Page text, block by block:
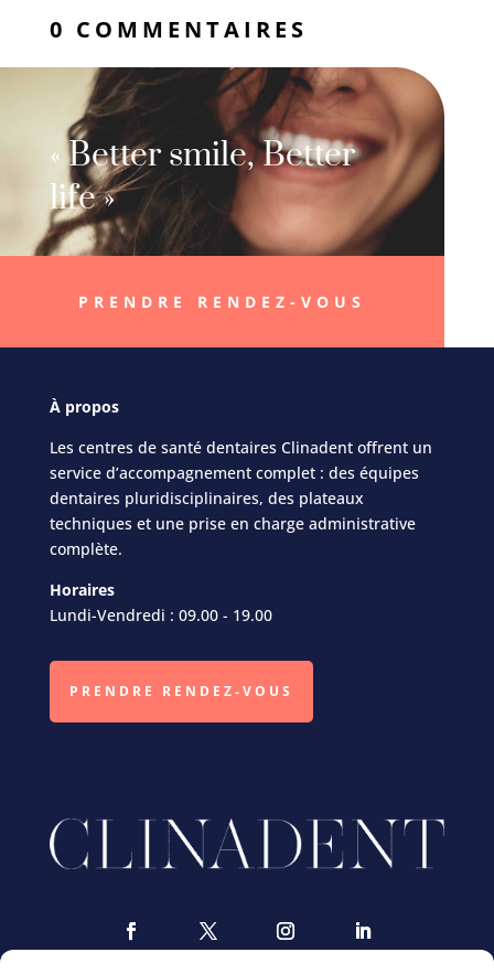
0 COMMENTAIRES
« Better smile, Better
life »
PRENDRE RENDEZ-VOUS
Àpropos
Les centres de santé dentaires Clinadent offrent un
service d’accompagnement complet : des équipes
dentaires pluridisciplinaires, des plateaux
techniques et une prise en charge administrative
complète.
Horaires
Lundi-Vendredi : 09.00 - 19.00
PRENDRE RENDEZ-VOUS